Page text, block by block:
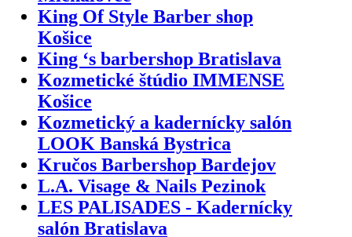
King Of Style Barber shop
Košice
King ‘s barbershop Bratislava
Kozmetické štúdio IMMENSE
Košice
Kozmetický a kadernícky salón
LOOK Banská Bystrica
Kručos Barbershop Bardejov
L.A. Visage & Nails Pezinok
LES PALISADES - Kadernícky
salón Bratislava